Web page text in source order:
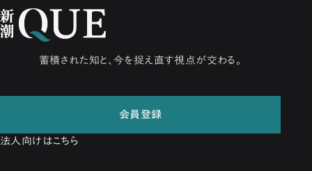
蓄積された知と、今を捉え直す視点が交わる。
会員登録
法人向けはこちら